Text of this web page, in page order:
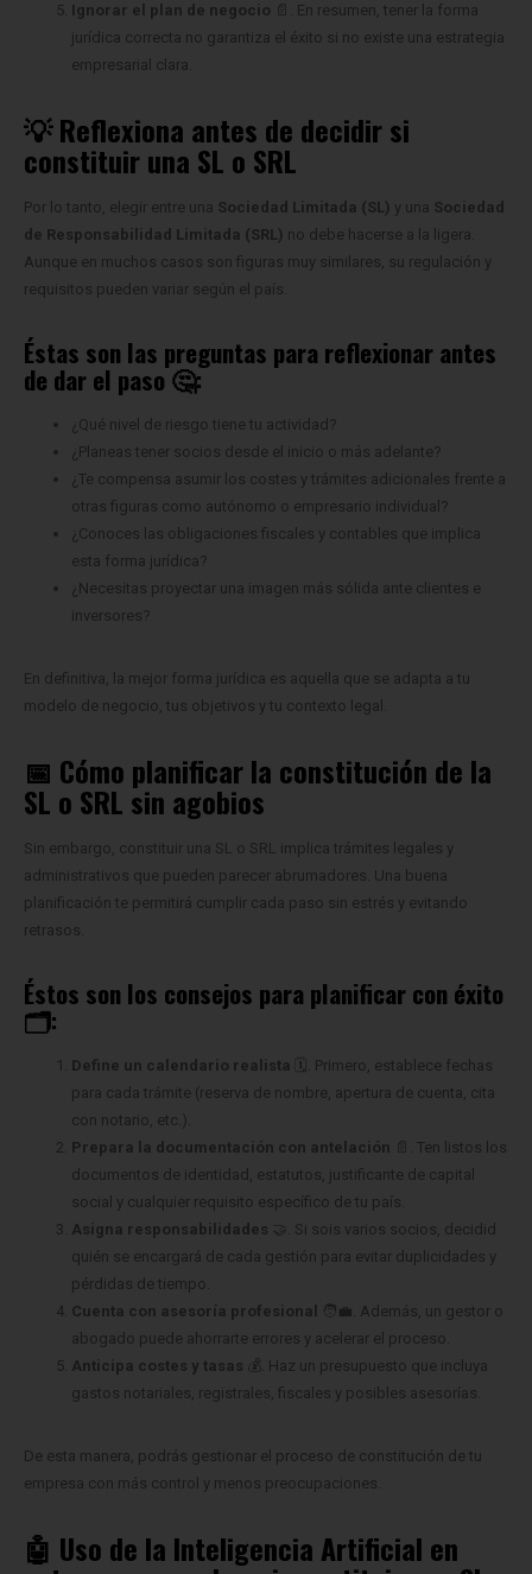
Ignorar el plan de negocio 📄. En resumen, tener la forma
jurídica correcta no garantiza el éxito si no existe una estrategia
empresarial clara.
💡 Reflexiona antes de decidir si
constituir una SL o SRL
Por lo tanto, elegir entre una Sociedad Limitada (SL) y una Sociedad
de Responsabilidad Limitada (SRL) no debe hacerse a la ligera.
Aunque en muchos casos son figuras muy similares, su regulación y
requisitos pueden variar según el país.
Éstas son las preguntas para reflexionar antes
de dar el paso🤔:
¿Qué nivel de riesgo tiene tu actividad?
¿Planeas tener socios desde el inicio o más adelante?
¿Te compensa asumir los costes y trámites adicionales frente a
otras figuras como autónomo o empresario individual?
¿Conoces las obligaciones fiscales y contables que implica
esta forma jurídica?
¿Necesitas proyectar una imagen más sólida ante clientes e
inversores?
En definitiva, la mejor forma jurídica es aquella que se adapta a tu
modelo de negocio, tus objetivos y tu contexto legal.
📅 Cómo planificar la constitución de la
SL o SRL sin agobios
Sin embargo, constituir una SL o SRL implica trámites legales y
administrativos que pueden parecer abrumadores. Una buena
planificación te permitirá cumplir cada paso sin estrés y evitando
retrasos.
Éstos son los consejos para planificar con éxito
🗂️:
Define un calendario realista 🗓️. Primero, establece fechas
para cada trámite (reserva de nombre, apertura de cuenta, cita
con notario, etc.).
Prepara la documentación con antelación 📄. Ten listos los
documentos de identidad, estatutos, justificante de capital
social y cualquier requisito específico de tu país.
Asigna responsabilidades 🤝. Si sois varios socios, decidid
quién se encargará de cada gestión para evitar duplicidades y
pérdidas de tiempo.
Cuenta con asesoría profesional
🧑‍💼. Además, un gestor o
abogado puede ahorrarte errores y acelerar el proceso.
Anticipa costes y tasas 💰. Haz un presupuesto que incluya
gastos notariales, registrales, fiscales y posibles asesorías.
De esta manera, podrás gestionar el proceso de constitución de tu
empresa con más control y menos preocupaciones.
🤖 Uso de la Inteligencia Artificial en